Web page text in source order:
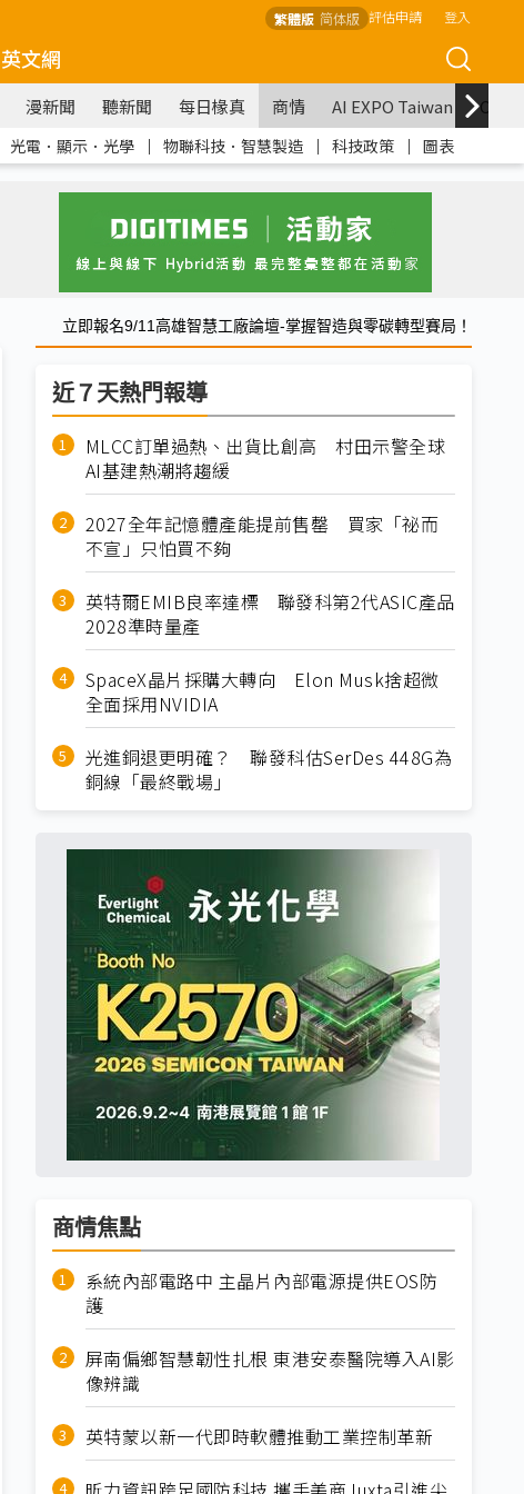
繁體版 简体版 評估申請 登入
英文網
漫新聞 聽新聞 每日椽真 商情 AI EXPO Taiwan
光電．顯示．光學 ｜ 物聯科技．智慧製造 ｜ 科技政策 ｜ 圖表
立即報名9/11高雄智慧工廠論壇-掌握智造與零碳轉型賽局！
近７天熱門報導
MLCC訂單過熱、出貨比創高 村田示警全球
AI基建熱潮將趨緩
2027全年記憶體產能提前售罄 買家「祕而
不宣」只怕買不夠
英特爾EMIB良率達標 聯發科第2代ASIC產品
2028準時量產
SpaceX晶片採購大轉向 Elon Musk捨超微
全面採用NVIDIA
光進銅退更明確？ 聯發科估SerDes 448G為
銅線「最終戰場」
商情焦點
系統內部電路中 主晶片內部電源提供EOS防
護
屏南偏鄉智慧韌性扎根 東港安泰醫院導入AI影
像辨識
英特蒙以新一代即時軟體推動工業控制革新